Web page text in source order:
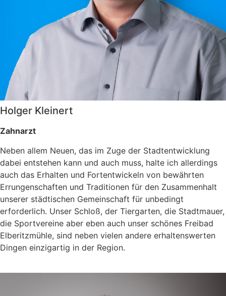
Holger Kleinert
Zahnarzt
Neben allem Neuen, das im Zuge der Stadtentwicklung
dabei entstehen kann und auch muss, halte ich allerdings
auch das Erhalten und Fortentwickeln von bewährten
Errungenschaften und Traditionen für den Zusammenhalt
unserer städtischen Gemeinschaft für unbedingt
erforderlich. Unser Schloß, der Tiergarten, die Stadtmauer,
die Sportvereine aber eben auch unser schönes Freibad
Elberitzmühle, sind neben vielen andere erhaltenswerten
Dingen einzigartig in der Region.